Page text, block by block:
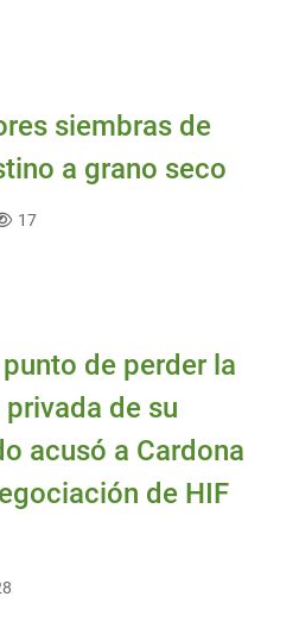
siembras de
a grano seco
17
de perder la
de su
acusó a Cardona
de HIF